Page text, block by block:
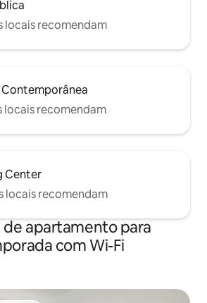
locais recomendam
Contemporânea
locais recomendam
Center
locais recomendam
apartamento para
com Wi-Fi